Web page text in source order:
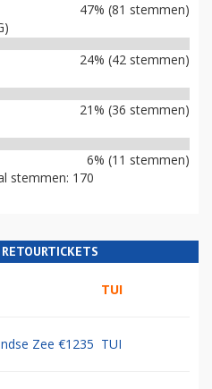
47% (81 stemmen)
24% (42 stemmen)
21% (36 stemmen)
6% (11 stemmen)
stemmen: 170
TUI
Zee €1235 TUI